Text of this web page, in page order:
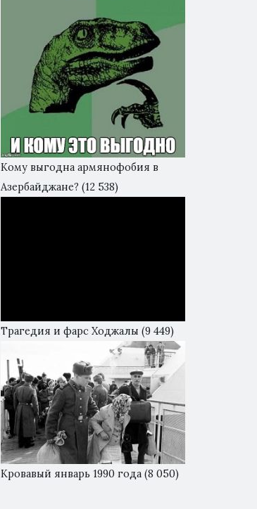
Кому выгодна армянофобия в
Азербайджане? (12 538)
Трагедия и фарс Ходжалы (9 449)
Кровавый январь 1990 года (8 050)